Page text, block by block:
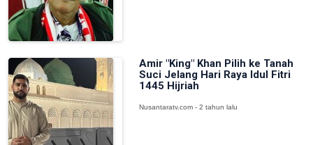
Amir "King" Khan Pilih ke Tanah
Suci Jelang Hari Raya Idul Fitri
1445 Hijriah
Nusantaratv.com - 2 tahun lalu